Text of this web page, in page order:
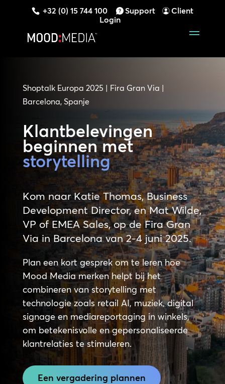
+32 (0) 15 744 100 Support
Client
Login
Shoptalk Europa 2025 | Fira Gran Via |
Barcelona, Spanje
Klantbelevingen
beginnen met
storytelling
Kom naar Katie Thomas, Business
Development Director, en Mat Wilde,
VP of EMEA Sales, op de Fira Gran
Via in Barcelona van 2-4 juni 2025.
Plan een kort gesprek om te leren hoe
Mood Media merken helpt bij het
combineren van storytelling met
technologie zoals retail AI, muziek, digital
signage en mediareportaging in winkels,
om betekenisvolle en gepersonaliseerde
klantrelaties te stimuleren.
Een vergadering plannen